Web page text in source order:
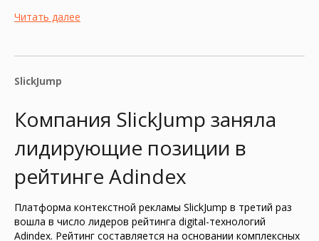
Читать далее
SlickJump
Компания SlickJump заняла
лидирующие позиции в
рейтинге Adindex
Платформа контекстной рекламы SlickJump в третий раз
вошла в число лидеров рейтинга digital-технологий
Adindex. Рейтинг составляется на основании комплексных